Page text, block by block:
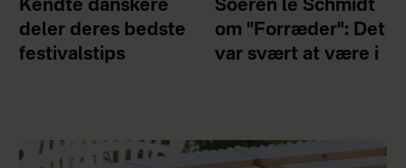
Kendte danskere
deler deres bedste
festivalstips
Soeren le Schmidt
om "Forræder": Det
var svært at være i